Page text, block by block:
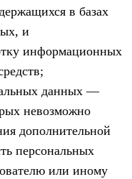
в базах
и
информационных
данных —
невозможно
дополнительной
персональных
или иному